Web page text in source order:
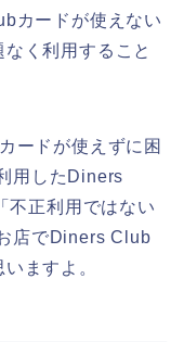
カードが使えない
く利用すること
ードが使えずに困
用したDiners
不正利用ではない
店でDiners Club
ますよ。